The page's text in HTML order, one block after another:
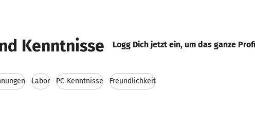
Kenntnisse Logg Dich jetzt ein, um das ganze
Labor PC-Kenntnisse Freundlichkeit